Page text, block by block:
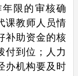
限的审核确
课教师人员情
补助资金的核
付到位；人力
办机构要及时